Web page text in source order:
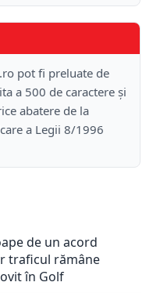
pot fi preluate de
a 500 de caractere și
abatere de la
a Legii 8/1996
de un acord
traficul rămâne
în Golf